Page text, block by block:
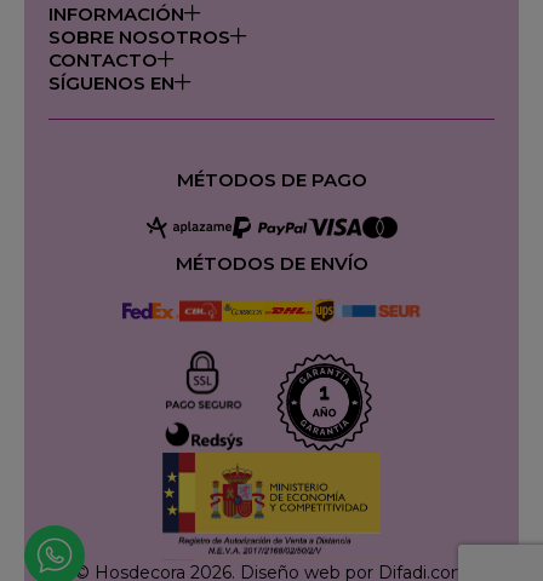
INFORMACIÓN
SOBRE NOSOTROS
CONTACTO
SÍGUENOS EN
MÉTODOS DE PAGO
MÉTODOS DE ENVÍO
© Hosdecora 2026. Diseño web por Difadi.com